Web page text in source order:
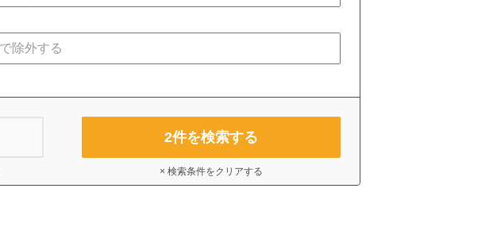
2件を検索する
× 検索条件をクリアする